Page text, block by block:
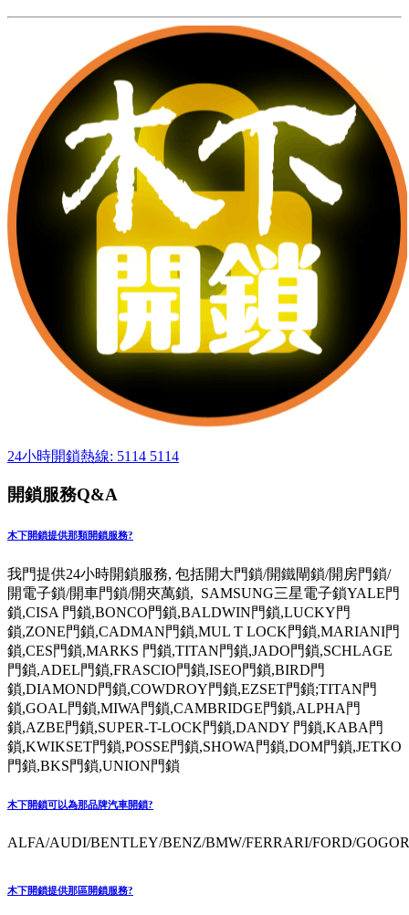
24小時開鎖熱線: 5114 5114
開鎖服務Q&A
木下開鎖提供那類開鎖服務?
我門提供24小時開鎖服務, 包括開大門鎖/開鐵閘鎖/開房門鎖/
開電子鎖/開車門鎖/開夾萬鎖, SAMSUNG三星電子鎖YALE門
鎖,CISA 門鎖,BONCO門鎖,BALDWIN門鎖,LUCKY門
鎖,ZONE門鎖,CADMAN門鎖,MUL T LOCK門鎖,MARIANI門
鎖,CES門鎖,MARKS 門鎖,TITAN門鎖,JADO門鎖,SCHLAGE
門鎖,ADEL門鎖,FRASCIO門鎖,ISEO門鎖,BIRD門
鎖,DIAMOND門鎖,COWDROY門鎖,EZSET門鎖;TITAN門
鎖,GOAL門鎖,MIWA門鎖,CAMBRIDGE門鎖,ALPHA門
鎖,AZBE門鎖,SUPER-T-LOCK門鎖,DANDY 門鎖,KABA門
鎖,KWIKSET門鎖,POSSE門鎖,SHOWA門鎖,DOM門鎖,JETKO
門鎖,BKS門鎖,UNION門鎖
木下開鎖可以為那品牌汽車開鎖?
ALFA/AUDI/BENTLEY/BENZ/BMW/FERRARI/FORD/
木下開鎖提供那區開鎖服務?